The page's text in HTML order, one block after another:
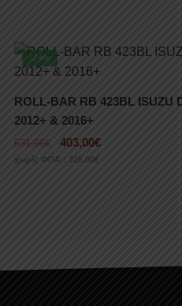
-24%
ROLL-BAR RB 423BL ISUZU
2012+ & 2016+
531,96€ 403,00€
χωρίς ΦΠΑ : 325,00€